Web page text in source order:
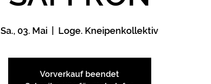
Sa., 03. Mai Loge. Kneipenkollektiv
Vorverkauf beendet